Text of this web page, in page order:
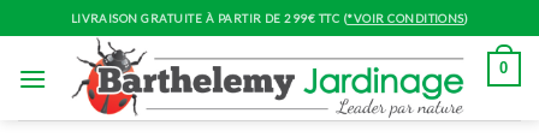
to
LIVRAISON GRATUITE À PARTIR DE 299€ TTC (*VOIR CONDITIONS)
0